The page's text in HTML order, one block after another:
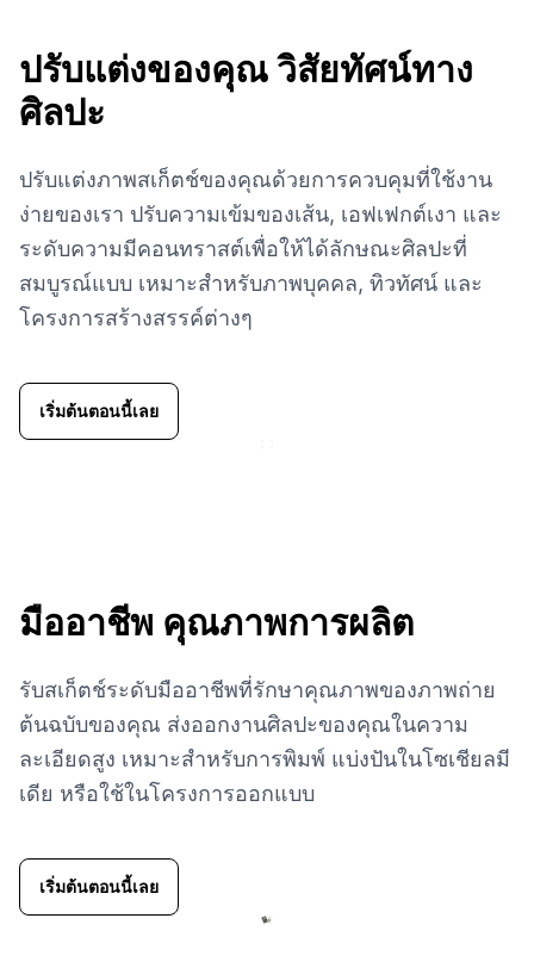
ปรับแต่งของคุณวิสัยทัศน์ทาง
ศิลปะ
ปรับแต่งภาพสเก็ตช์ของคุณด้วยการควบคุมที่ใช้งาน
ง่ายของเรา ปรับความเข้มของเส้น, เอฟเฟกต์เงา และ
ระดับความมีคอนทราสต์เพื่อให้ได้ลักษณะศิลปะที่
สมบูรณ์แบบ เหมาะสำหรับภาพบุคคล, ทิวทัศน์ และ
โครงการสร้างสรรค์ต่างๆ
เริ่มต้นตอนนี้เลย
มืออาชีพ คุณภาพการผลิต
รับสเก็ตช์ระดับมืออาชีพที่รักษาคุณภาพของภาพถ่าย
ต้นฉบับของคุณ ส่งออกงานศิลปะของคุณในความ
ละเอียดสูง เหมาะสำหรับการพิมพ์ แบ่งปันในโซเชียลมี
เดีย หรือใช้ในโครงการออกแบบ
เริ่มต้นตอนนี้เลย